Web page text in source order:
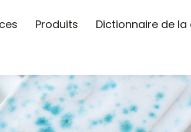
Produits
Dictionnaire de